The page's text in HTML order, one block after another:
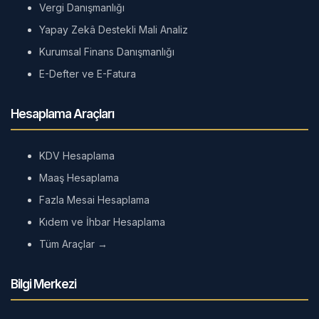
Vergi Danışmanlığı
Yapay Zekâ Destekli Mali Analiz
Kurumsal Finans Danışmanlığı
E-Defter ve E-Fatura
Hesaplama Araçları
KDV Hesaplama
Maaş Hesaplama
Fazla Mesai Hesaplama
Kıdem ve İhbar Hesaplama
Tüm Araçlar →
Bilgi Merkezi